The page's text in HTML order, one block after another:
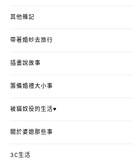
其他雜記
帶著婚紗去旅行
插畫說故事
籌備婚禮大小事
被貓奴役的生活♥
關於婆媳那些事
3C生活